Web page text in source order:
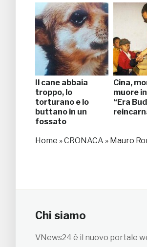
Il cane abbaia
troppo, lo
torturano e lo
buttano in un
fossato
Cina,
muore
“Era
Home »CRONACA » Mauro
Chi siamo
VNews24 è il nuovo portale